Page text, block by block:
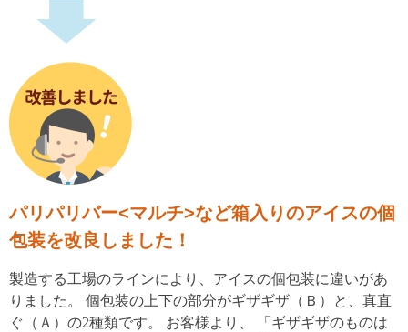
パリパリバー<マルチ>など箱入りのアイスの個
包装を改良しました！
製造する工場のラインにより、アイスの個包装に違いがあ
りました。 個包装の上下の部分がギザギザ（Ｂ）と、真直
ぐ（Ａ）の2種類です。 お客様より、 「ギザギザのものは